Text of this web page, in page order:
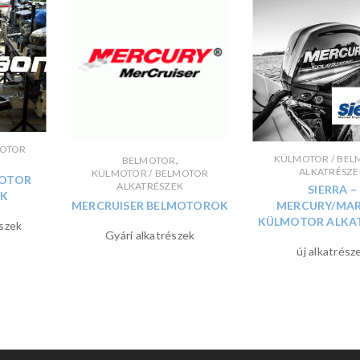
BELMOTOR,
KÜLMOTOR / BELMOTOR
ALKATRÉSZEK
MERCRUISER BELMOTOROK
Gyári alkatrészek
KÜLMOTOR /
SIERRA –
MERCURY/
KÜLMOTOR
új